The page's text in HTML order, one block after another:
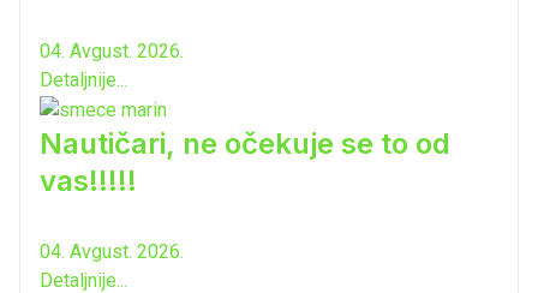
04. Avgust. 2026.
Detaljnije...
Nautičari, ne očekuje se to od
vas!!!!!
04. Avgust. 2026.
Detaljnije...